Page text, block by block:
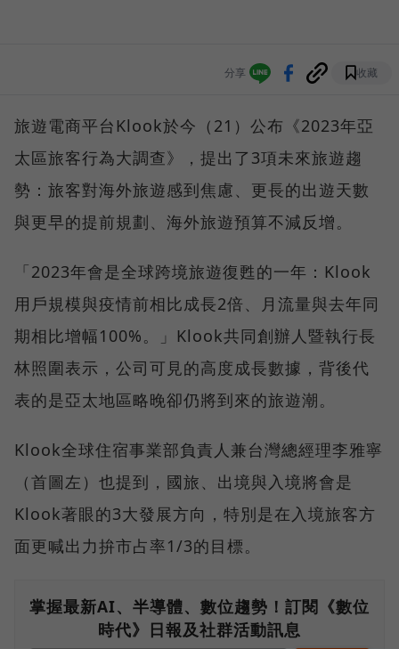
分享 收藏
旅遊電商平台Klook於今（21）公布《2023年亞
太區旅客行為大調查》，提出了3項未來旅遊趨
勢：旅客對海外旅遊感到焦慮、更長的出遊天數
與更早的提前規劃、海外旅遊預算不減反增。
「2023年會是全球跨境旅遊復甦的一年：Klook
用戶規模與疫情前相比成長2倍、月流量與去年同
期相比增幅100%。」Klook共同創辦人暨執行長
林照圍表示，公司可見的高度成長數據，背後代
表的是亞太地區略晚卻仍將到來的旅遊潮。
Klook全球住宿事業部負責人兼台灣總經理李雅寧
（首圖左）也提到，國旅、出境與入境將會是
Klook著眼的3大發展方向，特別是在入境旅客方
面更喊出力拚市占率1/3的目標。
掌握最新AI、半導體、數位趨勢！訂閱《數位
時代》日報及社群活動訊息